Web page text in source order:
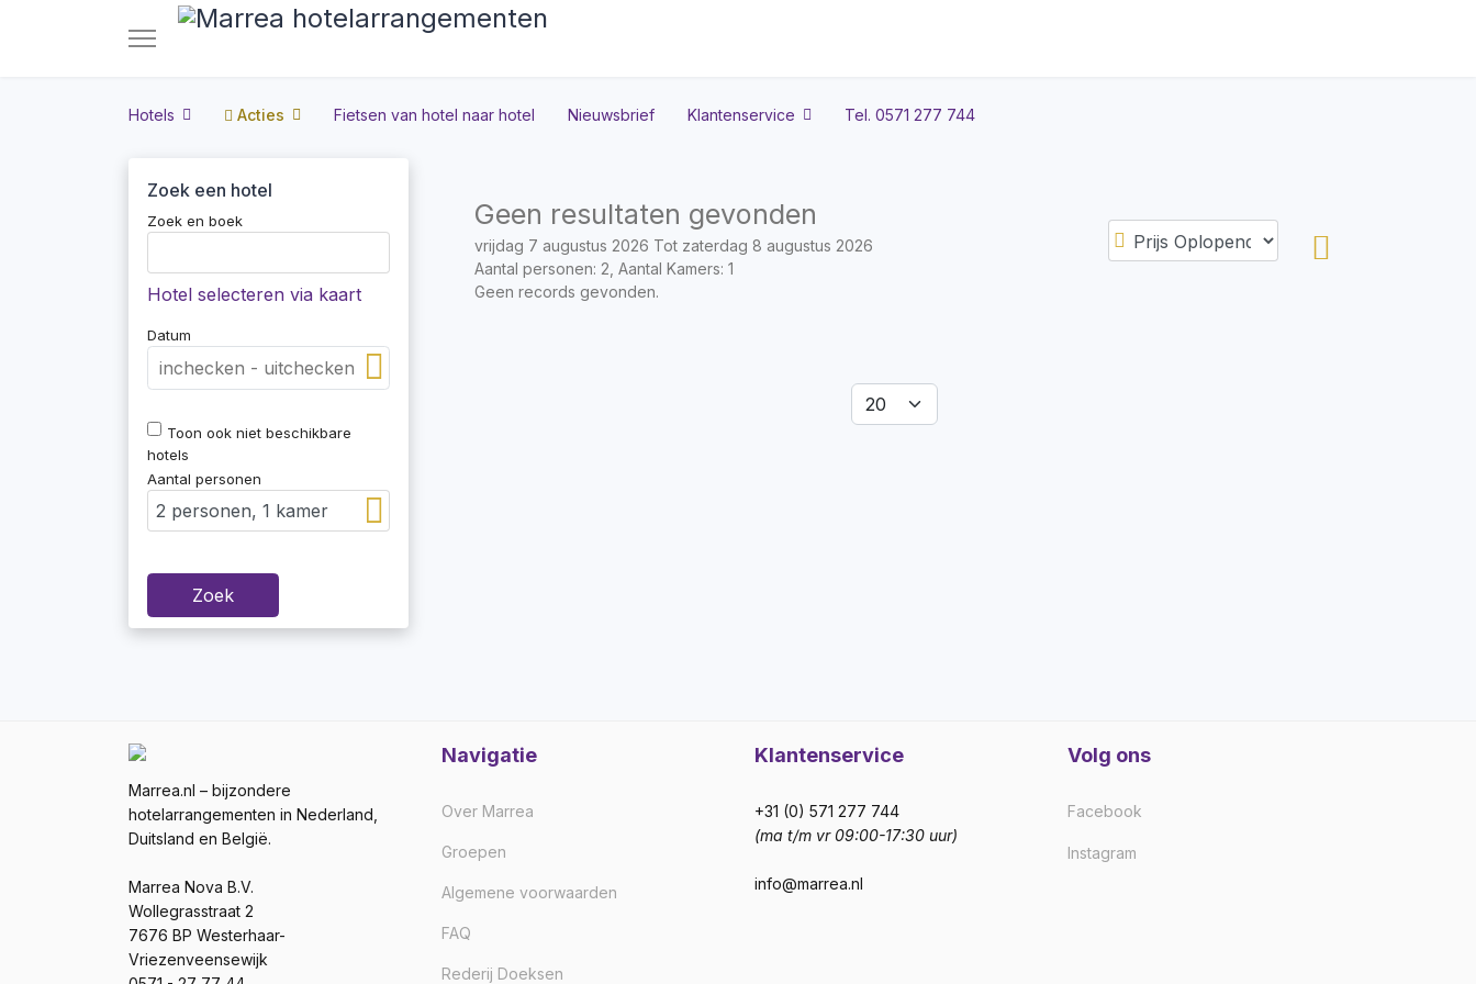
Hotels Acties Fietsen van hotel naar hotel Nieuwsbrief Klantenservice Tel. 0571 277 744
Zoek een hotel
Zoek en boek
Hotel selecteren via kaart
Datum
Toon ook niet beschikbare
hotels
Aantal personen
Zoek
Geen resultaten gevonden
vrijdag 7 augustus 2026 Tot zaterdag 8 augustus 2026
Aantal personen: 2, Aantal Kamers: 1
Geen records gevonden.
Marrea.nl – bijzondere
hotelarrangementen in Nederland,
Duitsland en België.
Marrea Nova B.V.
Wollegrasstraat 2
7676 BP Westerhaar-
Vriezenveensewijk
Navigatie
Over Marrea
Groepen
Algemene voorwaarden
FAQ
Rederij Doeksen
Klantenservice
+31 (0) 571 277 744
(ma t/m vr 09:00-17:30 uur)
info@marrea.nl
Volg ons
Facebook
Instagram